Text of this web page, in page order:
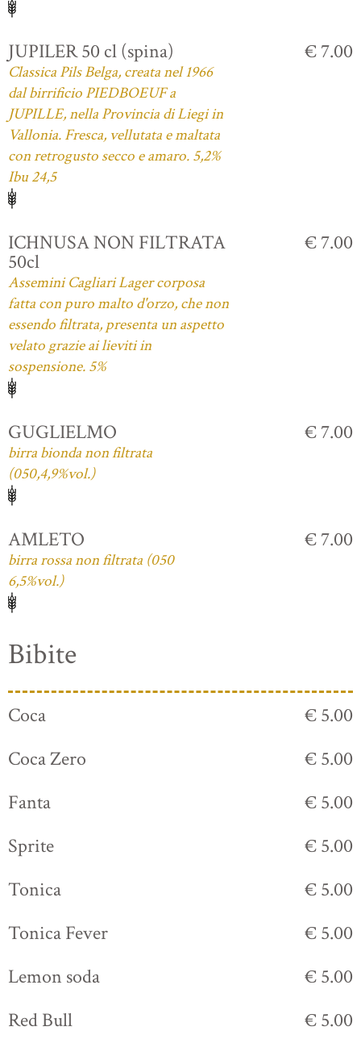
JUPILER 50 cl (spina)
Classica Pils Belga, creata nel 1966
dal birrificio PIEDBOEUF a
JUPILLE, nella Provincia di Liegi in
Vallonia. Fresca, vellutata e maltata
con retrogusto secco e amaro. 5,2%
Ibu 24,5
€ 7.00
ICHNUSA NON FILTRATA
50cl
Assemini Cagliari Lager corposa
fatta con puro malto d'orzo, che non
essendo filtrata, presenta un aspetto
velato grazie ai lieviti in
sospensione. 5%
€ 7.00
GUGLIELMO
birra bionda non filtrata
(050,4,9%vol.)
€ 7.00
AMLETO
birra rossa non filtrata (050
6,5%vol.)
€ 7.00
Bibite
Coca
€ 5.00
Coca Zero
€ 5.00
Fanta
€ 5.00
Sprite
€ 5.00
Tonica
€ 5.00
Tonica Fever
€ 5.00
Lemon soda
€ 5.00
Red Bull
€ 5.00